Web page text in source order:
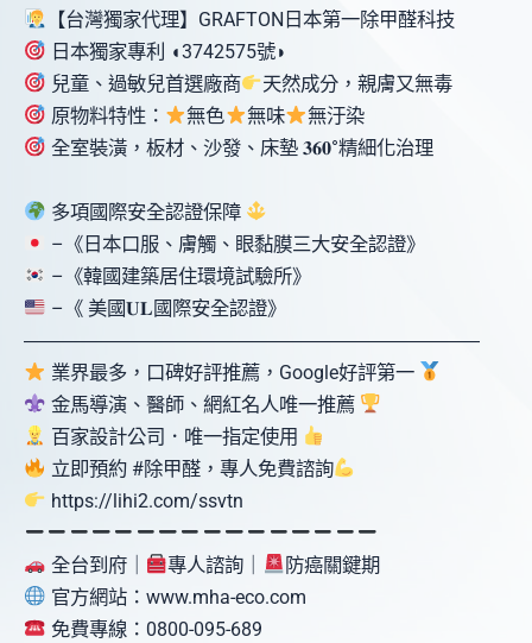
【台灣獨家代理】GRAFTON日本第一除甲醛科技
日本獨家專利 ◖3742575號◗
兒童、過敏兒首選廠商
天然成分，親膚又無毒
原物料特性：
無色 無味
無汙染
全室裝潢，板材、沙發、床墊 𝟑𝟔𝟎°精細化治理󠀠󠀠󠀠󠀠󠀠󠀠󠀠󠀠󠀠󠀠󠀠󠀠󠀠󠀠󠀠󠀠󠀠󠀠󠀠󠀠
多項國際安全認證保障
–《日本口服、膚觸、眼黏膜三大安全認證》
–《韓國建築居住環境試驗所》
–《 美國𝐔𝐋國際安全認證》
󠀠󠀠󠀠󠀠󠀠󠀠󠀠󠀠󠀠―――――――――――――――――――󠀠󠀠󠀠󠀠――――󠀠󠀠󠀠―󠀠󠀠󠀠
業界最多，口碑好評推薦，Google好評第一
金馬導演、醫師、網紅名人唯一推薦
百家設計公司．唯一指定使用
立即預約 #除甲醛，專人免費諮詢
https://lihi2.com/ssvtn
全台到府｜ 專人諮詢｜
防癌關鍵期
官方網站：www.mha-eco.com
免費專線：0800-095-689